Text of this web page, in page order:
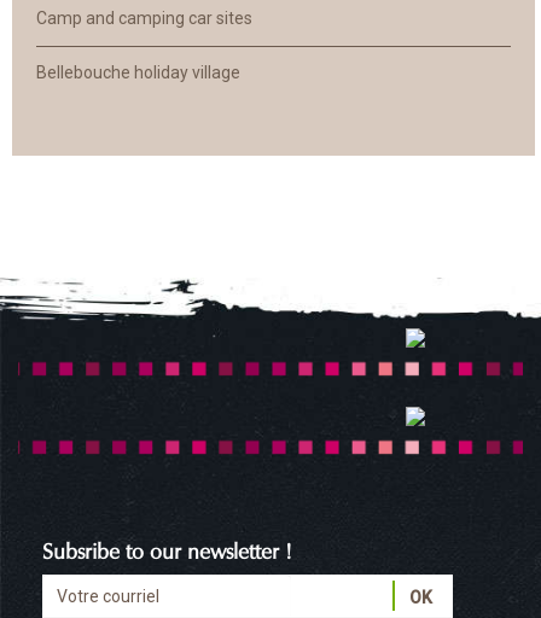
Camp and camping car sites
Bellebouche holiday village
Subsribe to our newsletter !